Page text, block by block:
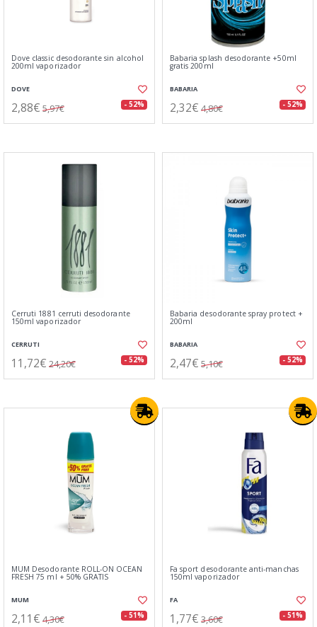
Dove classic desodorante sin alcohol
200ml vaporizador
DOVE
2,88€ 5,97€ - 52%
Babaria splash desodorante +50ml
gratis 200ml
BABARIA
2,32€ 4,80€ - 52%
Cerruti 1881 cerruti desodorante
150ml vaporizador
CERRUTI
11,72€ 24,20€ - 52%
Babaria desodorante spray protect +
200ml
BABARIA
2,47€ 5,10€ - 52%
MUM Desodorante ROLL-ON OCEAN
FRESH 75 ml + 50% GRATIS
MUM
2,11€ 4,30€ - 51%
Fa sport desodorante anti-manchas
150ml vaporizador
FA
1,77€ 3,60€ - 51%